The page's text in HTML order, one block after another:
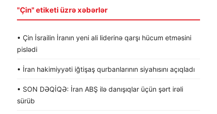
"Çin" etiketi üzrə xəbərlər
• Çin İsrailin İranın yeni ali liderinə qarşı hücum etməsini
pislədi
• İran hakimiyyəti iğtişaş qurbanlarının siyahısını açıqladı
• SON DƏQİQƏ: İran ABŞ ilə danışıqlar üçün şərt irəli
sürüb